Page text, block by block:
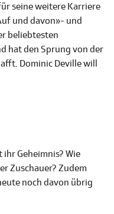
seine weitere Karriere
und davon»- und
beliebtesten
hat den Sprung von der
Dominic Deville will
ihr Geheimnis? Wie
Zuschauer? Zudem
noch davon übrig